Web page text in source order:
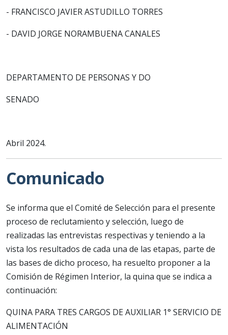
- FRANCISCO JAVIER ASTUDILLO TORRES
- DAVID JORGE NORAMBUENA CANALES
DEPARTAMENTO DE PERSONAS Y DO
SENADO
Abril 2024.
Comunicado
Se informa que el Comité de Selección para el presente
proceso de reclutamiento y selección, luego de
realizadas las entrevistas respectivas y teniendo a la
vista los resultados de cada una de las etapas, parte de
las bases de dicho proceso, ha resuelto proponer a la
Comisión de Régimen Interior, la quina que se indica a
continuación:
QUINA PARA TRES CARGOS DE AUXILIAR 1° SERVICIO DE
ALIMENTACIÓN